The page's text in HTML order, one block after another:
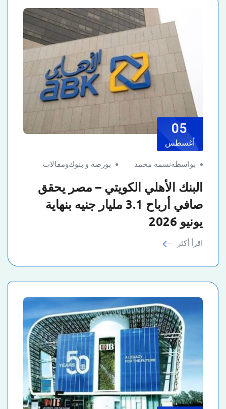
05
أغسطس
بواسطةنسمه محمد بورصة و بنوكومقالات
البنك الأهلي الكويتي – مصر يحقق
صافي أرباح 3.1 مليار جنيه بنهاية
يونيو 2026
اقرأ أكثر